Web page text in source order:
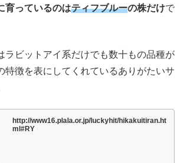
育っているのはティフブルーの株だけで
ラビットアイ系だけでも数十もの品種が
特徴を表にしてくれているありがたいサ
http://www16.plala.or.jp/luckyhit/hikakuitiran.ht
ml#RY